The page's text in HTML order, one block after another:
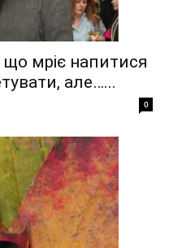
що мріє напитися
але…...
0